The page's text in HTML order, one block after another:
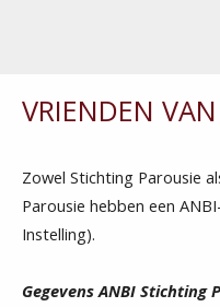
VRIENDEN
Zowel Stichting Parousie
Parousie hebben een
Instelling).
Gegevens ANBI Stichting